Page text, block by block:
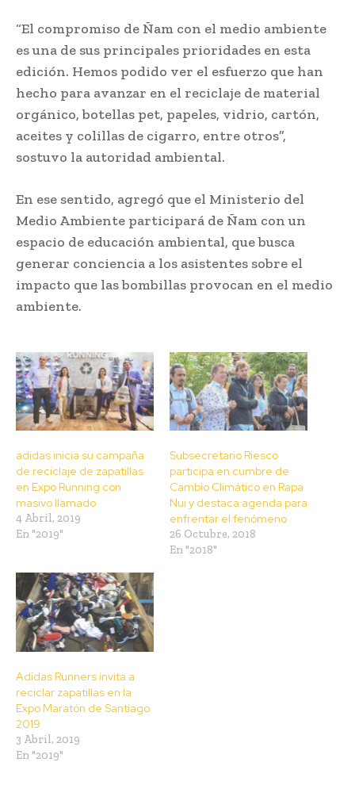
“El compromiso de Ñam con el medio ambiente
es una de sus principales prioridades en esta
edición. Hemos podido ver el esfuerzo que han
hecho para avanzar en el reciclaje de material
orgánico, botellas pet, papeles, vidrio, cartón,
aceites y colillas de cigarro, entre otros”,
sostuvo la autoridad ambiental.
En ese sentido, agregó que el Ministerio del
Medio Ambiente participará de Ñam con un
espacio de educación ambiental, que busca
generar conciencia a los asistentes sobre el
impacto que las bombillas provocan en el medio
ambiente.
adidas inicia su campaña
de reciclaje de zapatillas
en Expo Running con
masivo llamado
4 Abril, 2019
En "2019"
Subsecretario Riesco
participa en cumbre de
Cambio Climático en Rapa
Nui y destaca agenda para
enfrentar el fenómeno
26 Octubre, 2018
En "2018"
Adidas Runners invita a
reciclar zapatillas en la
Expo Maratón de Santiago
2019
3 Abril, 2019
En "2019"